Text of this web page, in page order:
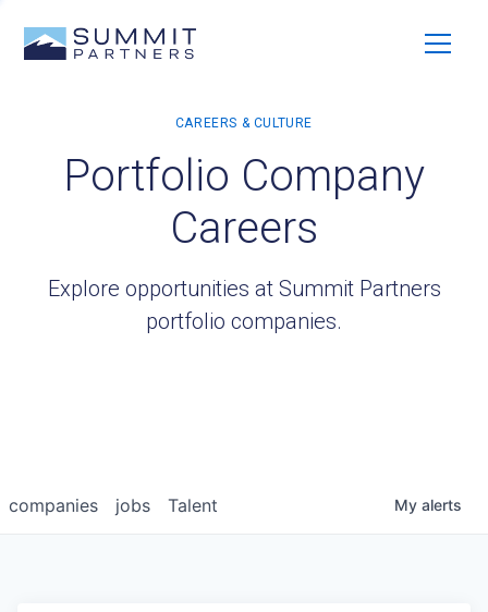
Portfolio Company
Careers
Explore opportunities at Summit Partners
portfolio companies.
jobs
companies Talent My alerts